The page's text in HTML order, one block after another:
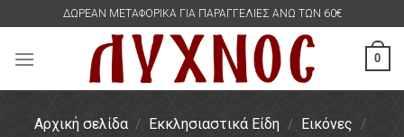
content
ΔΩΡΕΑΝ ΜΕΤΑΦΟΡΙΚΑ ΓΙΑ ΠΑΡΑΓΓΕΛΙΕΣ ΑΝΩ ΤΩΝ 60€
0
Αρχική σελίδα / Εκκλησιαστικά Είδη / Εικόνες /